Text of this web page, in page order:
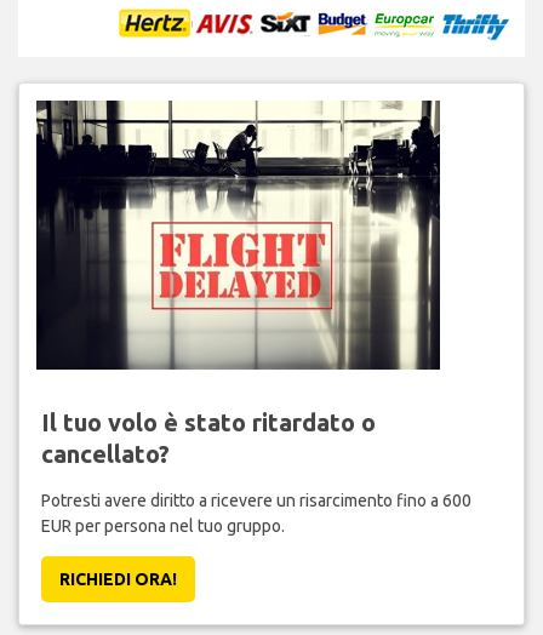
Il tuo volo è stato ritardato o
cancellato?
Potresti avere diritto a ricevere un risarcimento fino a 600
EUR per persona nel tuo gruppo.
RICHIEDI ORA!